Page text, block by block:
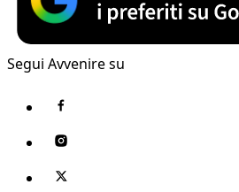
Segui Avvenire su